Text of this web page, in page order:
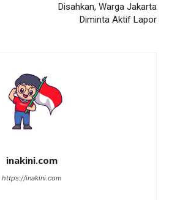
Disahkan, Warga Jakarta
Diminta Aktif Lapor
inakini.com
https://inakini.com